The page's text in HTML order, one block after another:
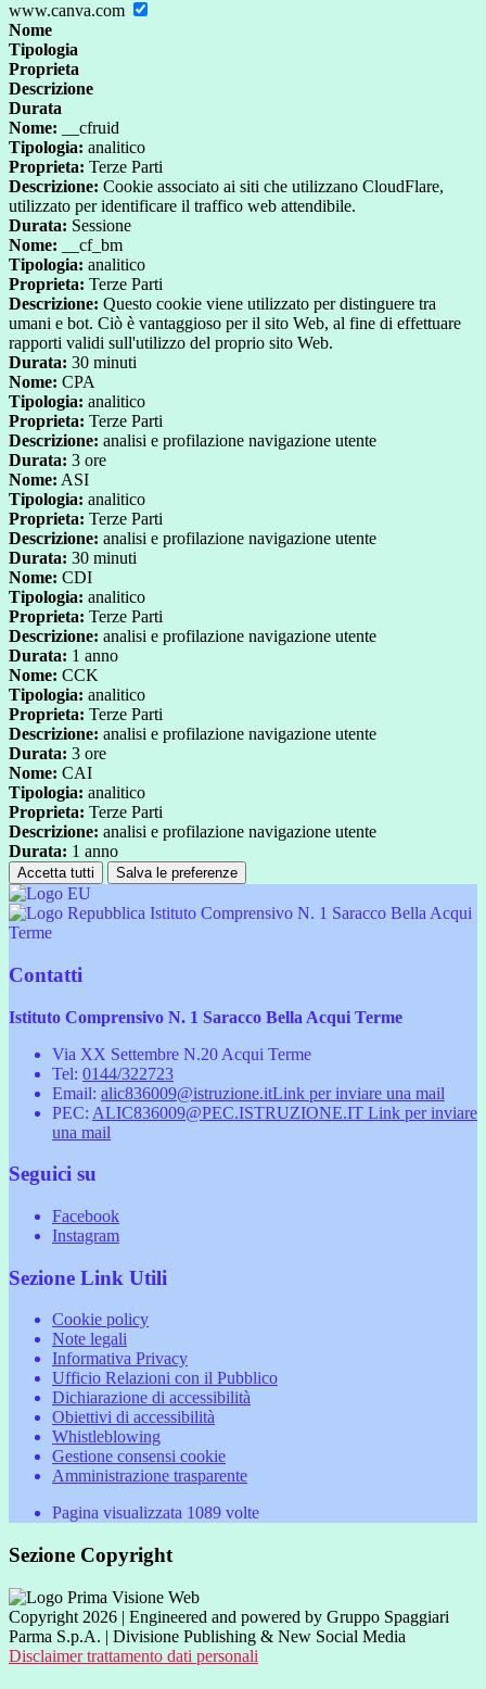
www.canva.com
Nome
Tipologia
Proprieta
Descrizione
Durata
Nome: __cfruid
Tipologia: analitico
Proprieta: Terze Parti
Descrizione: Cookie associato ai siti che utilizzano CloudFlare,
utilizzato per identificare il traffico web attendibile.
Durata: Sessione
Nome: __cf_bm
Tipologia: analitico
Proprieta: Terze Parti
Descrizione: Questo cookie viene utilizzato per distinguere tra
umani e bot. Ciò è vantaggioso per il sito Web, al fine di effettuare
rapporti validi sull'utilizzo del proprio sito Web.
Durata: 30 minuti
Nome: CPA
Tipologia: analitico
Proprieta: Terze Parti
Descrizione: analisi e profilazione navigazione utente
Durata: 3 ore
Nome: ASI
Tipologia: analitico
Proprieta: Terze Parti
Descrizione: analisi e profilazione navigazione utente
Durata: 30 minuti
Nome: CDI
Tipologia: analitico
Proprieta: Terze Parti
Descrizione: analisi e profilazione navigazione utente
Durata: 1 anno
Nome: CCK
Tipologia: analitico
Proprieta: Terze Parti
Descrizione: analisi e profilazione navigazione utente
Durata: 3 ore
Nome: CAI
Tipologia: analitico
Proprieta: Terze Parti
Descrizione: analisi e profilazione navigazione utente
Durata: 1 anno
Accetta tutti Salva le preferenze
Istituto Comprensivo N. 1 Saracco Bella Acqui
Terme
Contatti
Istituto Comprensivo N. 1 Saracco Bella Acqui Terme
Via XX Settembre N.20 Acqui Terme
Tel: 0144/322723
Email: alic836009@istruzione.itLink per inviare una mail
PEC: ALIC836009@PEC.ISTRUZIONE.IT Link per inviare
una mail
Seguici su
Facebook
Instagram
Sezione Link Utili
Cookie policy
Note legali
Informativa Privacy
Ufficio Relazioni con il Pubblico
Dichiarazione di accessibilità
Obiettivi di accessibilità
Whistleblowing
Gestione consensi cookie
Amministrazione trasparente
Pagina visualizzata 1089 volte
Sezione Copyright
Copyright 2026 | Engineered and powered by Gruppo Spaggiari
Parma S.p.A. | Divisione Publishing & New Social Media
Disclaimer trattamento dati personali